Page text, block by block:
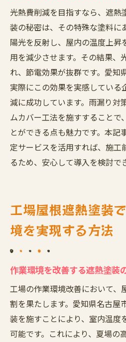
光熱費削減を目指すなら、遮熱
装の秘密は、その特殊な塗料に
陽光を反射し、屋内の温度上昇
用を減少させます。その結果、
れ、節電効果が抜群です。愛知
実際にこの効果を実感している
減に成功しています。雨漏り対
ムカバー工法を施すすることで
とができる点も魅力です。本記
定サービスを活用すれば、施工
るため、安心して導入を検討で
工場屋根遮熱塗装
境を実現する方法
作業環境を改善する遮熱塗装
工場の作業環境改善において、
割を果たします。愛知県名古屋
装を施すことにより、室内温度
可能です。これにより、夏場の